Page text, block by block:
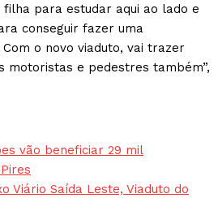
para estudar aqui ao lado e
conseguir fazer uma
o novo viaduto, vai trazer
motoristas e pedestres também”,
vão beneficiar 29 mil
Viário Saída Leste, Viaduto do